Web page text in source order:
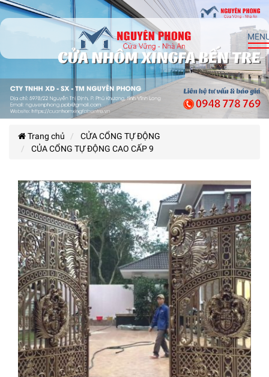
Trang chủ
CỬA CỔNG TỰ ĐỘNG
CỦA CỔNG TỰ ĐỘNG CAO CẤP 9